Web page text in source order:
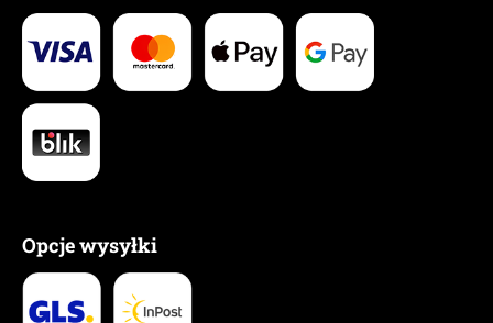
Opcje wysyłki